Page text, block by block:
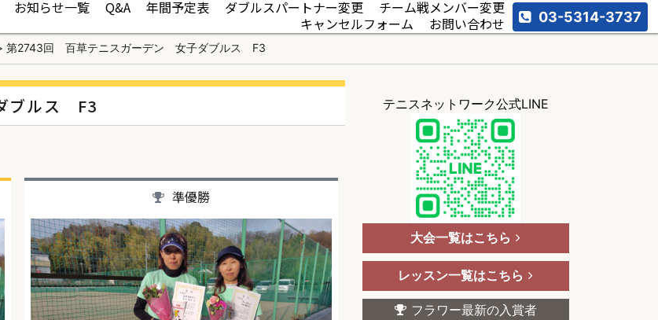
お知らせ一覧 Q&A 年間予定表 ダブルスパートナー変更
チーム戦メンバー変更
キャンセルフォーム
お問い合わせ 03-5314-3737
第2743回 百草テニスガーデン 女子ダブルス F3
ブルス F3
準優勝
テニスネットワーク公式LINE
大会一覧はこちら
レッスン一覧はこちら
フラワー最新の入賞者